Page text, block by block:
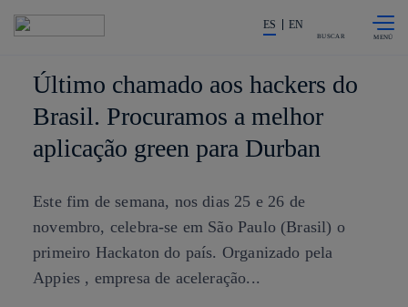
La acción en accionistas e
ES EN
BUSCAR
Último chamado aos hackers do
Brasil. Procuramos a melhor
aplicação green para Durban
Este fim de semana, nos dias 25 e 26 de
novembro, celebra-se em São Paulo (Brasil) o
primeiro Hackaton do país. Organizado pela
Appies , empresa de aceleração...